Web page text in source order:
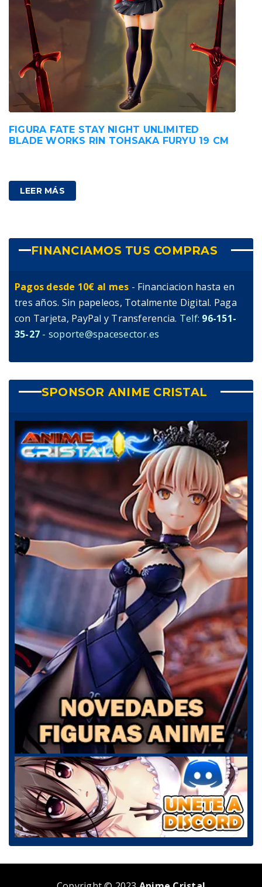
FIGURA FATE STAY NIGHT UNLIMITED
BLADE WORKS RIN TOHSAKA FURYU 19 CM
LEER MÁS
FINANCIAMOS TUS COMPRAS
Pagos desde 10€ al mes - Financiacion hasta en
tres años. Sin papeleos, Totalmente Digital. Paga
con Tarjeta, PayPal y Transferencia. Telf: 96-151-
35-27 - soporte@spacesector.es
SPONSOR ANIME CRISTAL